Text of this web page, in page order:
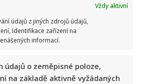
Vždy aktivní
údajů z jiných zdrojů údajů,
Identifikace zařízení na
informací.
údajů o zeměpisné poloze,
na základě aktivně vyžádaných
10 výrazů z počátku 20. století
domluvil